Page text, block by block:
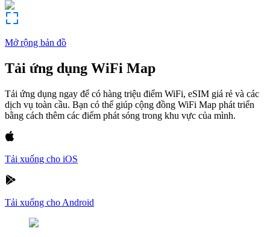
Mở rộng bản đồ
Tải ứng dụng WiFi Map
Tải ứng dụng ngay để có hàng triệu điểm WiFi, eSIM giá rẻ và các
dịch vụ toàn cầu. Bạn có thể giúp cộng đồng WiFi Map phát triển
bằng cách thêm các điểm phát sóng trong khu vực của mình.
Tải xuống cho iOS
Tải xuống cho Android